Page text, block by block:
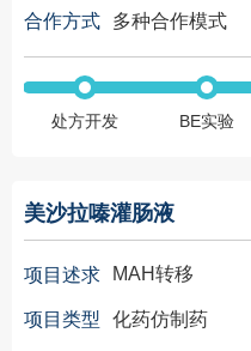
合作方式 多种合作模式
处方开发 BE实验
美沙拉嗪灌肠液
项目述求 MAH转移
项目类型 化药仿制药